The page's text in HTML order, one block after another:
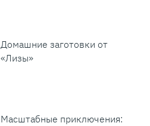
Домашние заготовки от
«Лизы»
Масштабные приключения: